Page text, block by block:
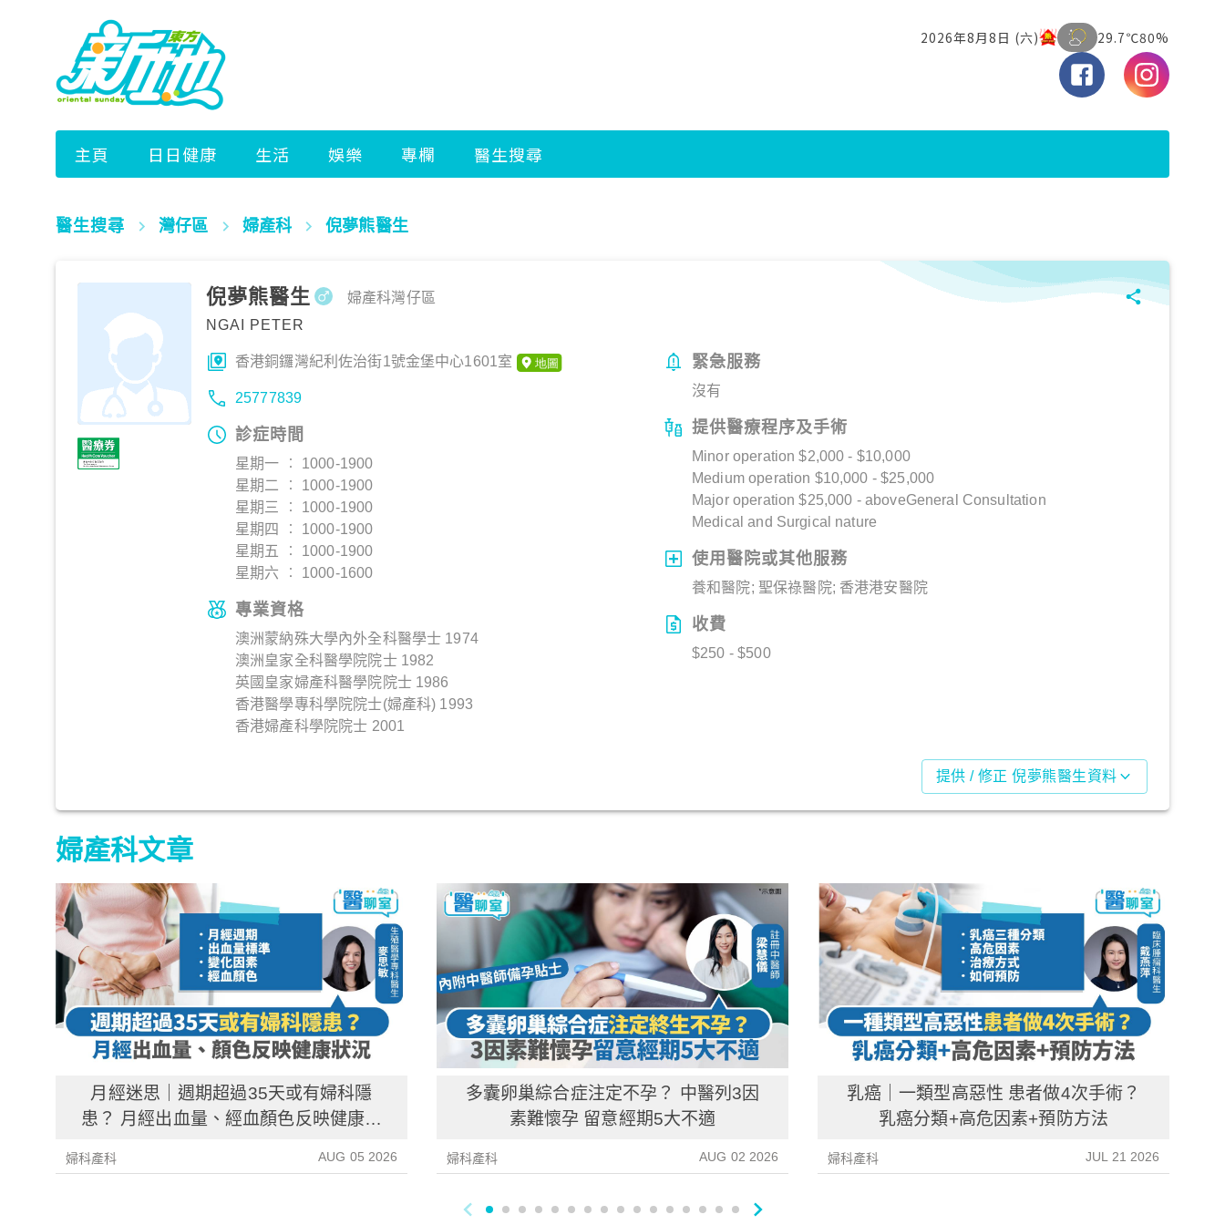
醫生搜尋 灣仔區 婦產科 倪夢熊醫生
倪夢熊醫生
NGAI PETER
婦產科灣仔區
香港銅鑼灣紀利佐治街1號金堡中心1601室
25777839
診症時間
星期一 ︰ 1000-1900
星期二 ︰ 1000-1900
星期三 ︰ 1000-1900
星期四 ︰ 1000-1900
星期五 ︰ 1000-1900
星期六 ︰ 1000-1600
專業資格
澳洲蒙納殊大學內外全科醫學士 1974
澳洲皇家全科醫學院院士 1982
英國皇家婦產科醫學院院士 1986
香港醫學專科學院院士(婦產科) 1993
香港婦產科學院院士 2001
緊急服務
沒有
提供醫療程序及手術
Minor operation $2,000 - $10,000
Medium operation $10,000 - $25,000
Major operation $25,000 - aboveGeneral Consultation
Medical and Surgical nature
使用醫院或其他服務
養和醫院; 聖保祿醫院; 香港港安醫院
收費
$250 - $500
提供 / 修正 倪夢熊醫生資料
婦產科文章
月經迷思｜週期超過35天或有婦科隱
患？ 月經出血量、經血顏色反映健康資
婦科產科 AUG 05 2026
多囊卵巢綜合症注定不孕？ 中醫列3因
素難懷孕 留意經期5大不適
婦科產科 AUG 02 2026
乳癌｜一類型高惡性 患者做4次手術？
乳癌分類+高危因素+預防方法
婦科產科 JUL 21 2026